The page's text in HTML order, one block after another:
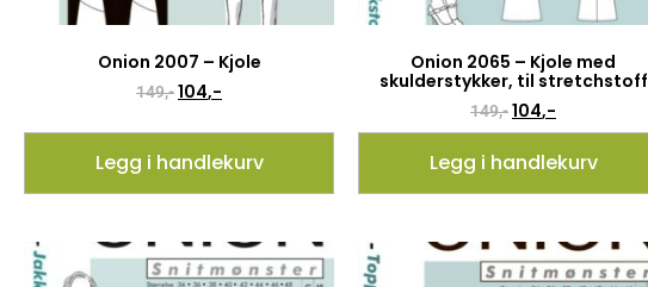
Onion 2007 – Kjole
149,-104,-
Legg i handlekurv
Onion 2065 – Kjole med
skulderstykker, til stretchstoff
149,-104,-
Legg i handlekurv